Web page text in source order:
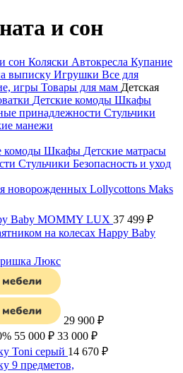
и сон
сон Коляски Автокресла Купание
выписку Игрушки Все для
игры Товары для мам Детская
Детские комоды Шкафы
принадлежности Стульчики
манежи
комоды Шкафы Детские матрасы
Стульчики Безопасность и уход
новорожденных Lollycottons Maks
Baby MOMMY LUX 37 499 ₽
на колесах Happy Baby
Люкс
29 900 ₽
55 000 ₽ 33 000 ₽
Toni серый 14 670 ₽
9 предметов,